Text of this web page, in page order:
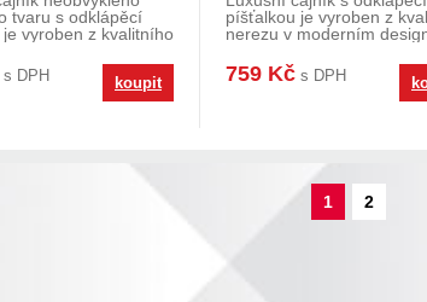
tvaru s odklápěcí
vyroben z kvalitního
s DPH koupit
píšťalkou je vyroben z
nerezu v moderním
759 Kč s DPH
1 2